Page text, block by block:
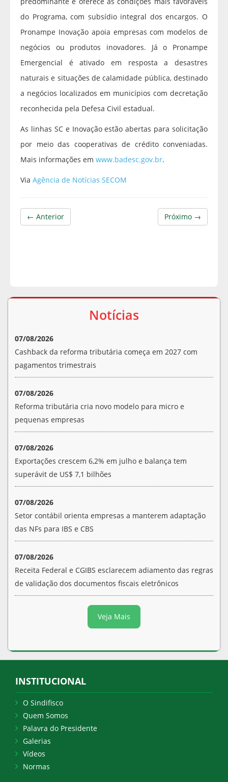
do Programa, com subsídio integral dos encargos. O
Pronampe Inovação apoia empresas com modelos de
negócios ou produtos inovadores. Já o Pronampe
Emergencial é ativado em resposta a desastres
naturais e situações de calamidade pública, destinado
a negócios localizados em municípios com decretação
reconhecida pela Defesa Civil estadual.
As linhas SC e Inovação estão abertas para solicitação
por meio das cooperativas de crédito conveniadas.
Mais informações em www.badesc.gov.br.
Via Agência de Notícias SECOM
Próximo →
← Anterior
Notícias
07/08/2026
Cashback da reforma tributária começa em 2027 com
pagamentos trimestrais
07/08/2026
Reforma tributária cria novo modelo para micro e
pequenas empresas
07/08/2026
Exportações crescem 6,2% em julho e balança tem
superávit de US$ 7,1 bilhões
07/08/2026
Setor contábil orienta empresas a manterem adaptação
das NFs para IBS e CBS
07/08/2026
Receita Federal e CGIBS esclarecem adiamento das regras
de validação dos documentos fiscais eletrônicos
Veja Mais
INSTITUCIONAL
O Sindifisco
Quem Somos
Palavra do Presidente
Galerias
Vídeos
Normas